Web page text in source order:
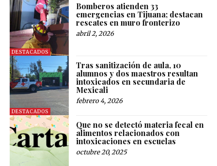
DESTACADOS
Bomberos atienden 33
emergencias en Tijuana; destacan
rescates en muro fronterizo
abril 2, 2026
DESTACADOS
Tras sanitización de aula, 10
alumnos y dos maestros resultan
intoxicados en secundaria de
Mexicali
febrero 4, 2026
Que no se detectó materia fecal en
alimentos relacionados con
intoxicaciones en escuelas
octubre 20, 2025